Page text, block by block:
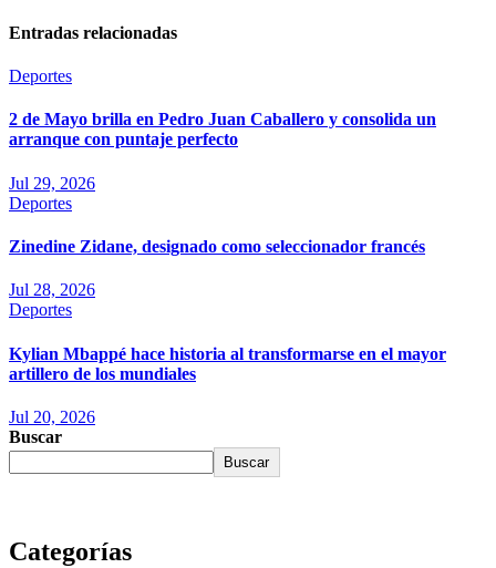
Entradas relacionadas
Deportes
2 de Mayo brilla en Pedro Juan Caballero y consolida un
arranque con puntaje perfecto
Jul 29, 2026
Deportes
Zinedine Zidane, designado como seleccionador francés
Jul 28, 2026
Deportes
Kylian Mbappé hace historia al transformarse en el mayor
artillero de los mundiales
Jul 20, 2026
Buscar
Buscar
Categorías